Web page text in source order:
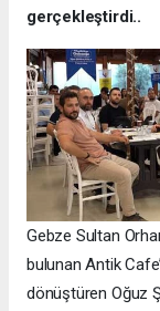
gerçekleştirdi..
Gebze Sultan
bulunan Antik
dönüştüren Oğuz